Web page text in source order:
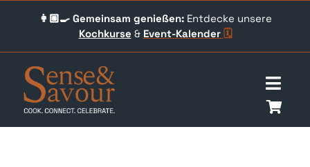
👩🏼‍🍳 Gemeinsam genießen:Entdecke unsere
Kochkurse & Event-Kalender 🗓️
Über uns